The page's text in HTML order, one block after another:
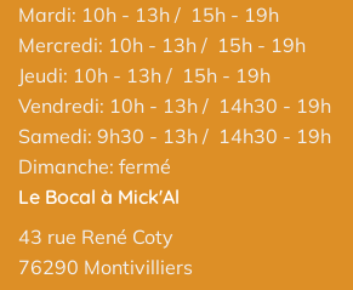
Mardi: 10h - 13h / 15h - 19h
Mercredi: 10h - 13h / 15h - 19h
Jeudi: 10h - 13h / 15h - 19h
Vendredi: 10h - 13h / 14h30 - 19h
Samedi: 9h30 - 13h / 14h30 - 19h
Dimanche: fermé
Le Bocal à Mick'Al
43 rue René Coty
76290 Montivilliers